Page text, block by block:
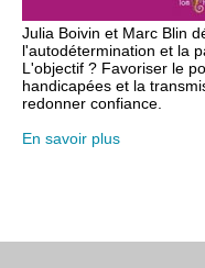
Julia Boivin et Marc Blin
l'autodétermination et la
L'objectif ? Favoriser le
handicapées et la
redonner confiance.
En savoir plus